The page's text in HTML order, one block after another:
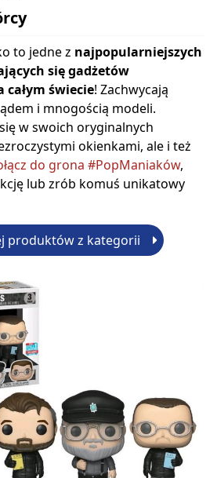
to jedne z najpopularniejszych
się gadżetów
świecie! Zachwycają
i mnogością modeli.
w swoich oryginalnych
okienkami, ale i też
do grona #PopManiaków,
lub zrób komuś unikatowy
produktów z kategorii